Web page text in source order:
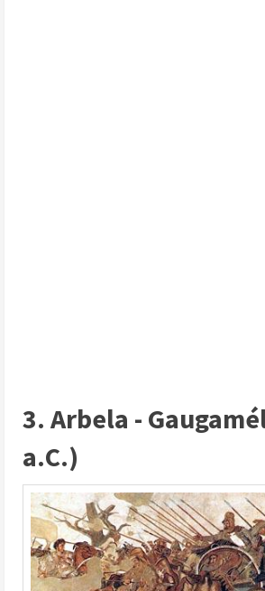
3. Arbela -
a.C.)